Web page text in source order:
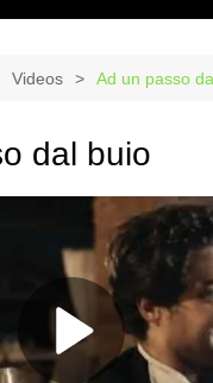
Videos Ad un passo
dal buio